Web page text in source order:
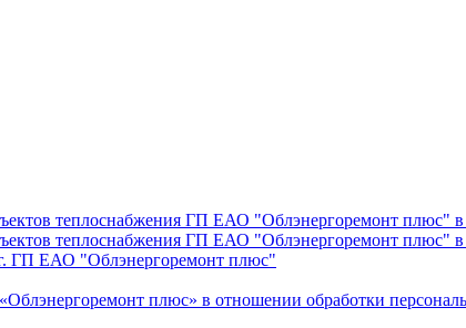
теплоснабжения ГП ЕАО "Облэнергоремонт плюс" в
теплоснабжения ГП ЕАО "Облэнергоремонт плюс" в
ГП ЕАО "Облэнергоремонт плюс"
плюс» в отношении обработки